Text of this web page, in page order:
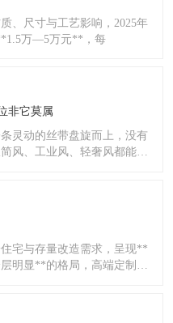
、尺寸与工艺影响，2025年
万—5万元**，每
非它莫属
灵动的丝带盘旋而上，没有
风、工业风、轻奢风都能完
宅与存量改造需求，呈现**
明显**的格局，高端定制与